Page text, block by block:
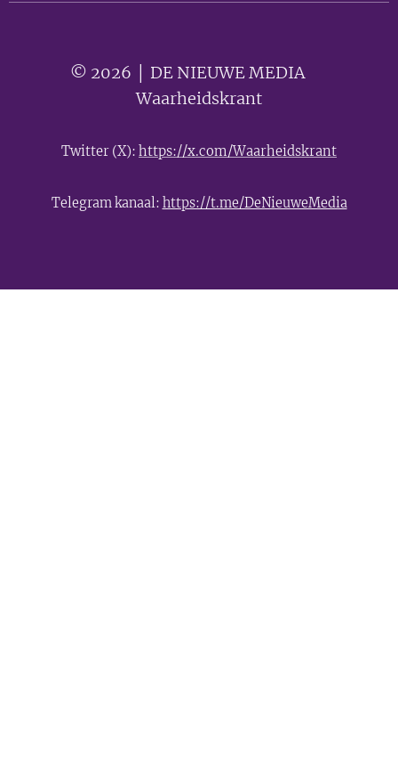
© 2026 │ DE NIEUWE MEDIA 🟣
Waarheidskrant
Twitter (X): https://x.com/Waarheidskrant
Telegram kanaal: https://t.me/DeNieuweMedia